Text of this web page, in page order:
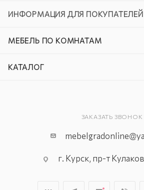
ИНФОРМАЦИЯ ДЛЯ ПОКУПАТЕЛЕЙ
МЕБЕЛЬ ПО КОМНАТАМ
КАТАЛОГ
ЗАКАЗАТЬ ЗВОНОК
г. Курск, пр-т